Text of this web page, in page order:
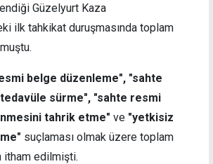
Güzelyurt Kaza
ilk tahkikat duruşmasında toplam
belge düzenleme", "sahte
sürme", "sahte resmi
tahrik etme" ve "yetkisiz
suçlaması olmak üzere toplam
itham edilmişti.